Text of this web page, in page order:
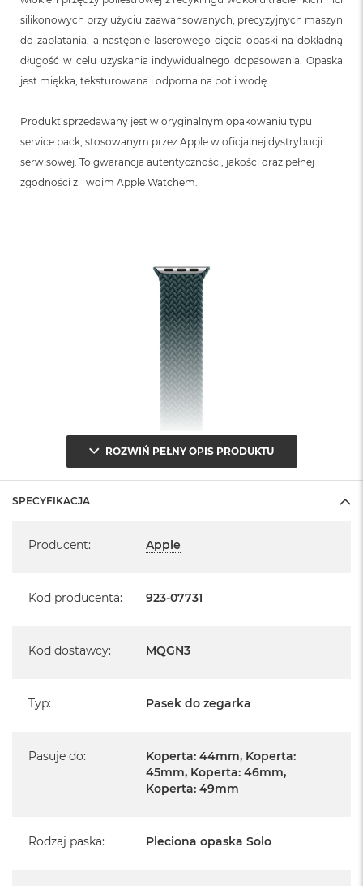
silikonowych przy użyciu zaawansowanych, precyzyjnych maszyn
do zaplatania, a następnie laserowego cięcia opaski na dokładną
długość w celu uzyskania indywidualnego dopasowania. Opaska
jest miękka, teksturowana i odporna na pot i wodę.
Produkt sprzedawany jest w oryginalnym opakowaniu typu
service pack, stosowanym przez Apple w oficjalnej dystrybucji
serwisowej. To gwarancja autentyczności, jakości oraz pełnej
zgodności z Twoim Apple Watchem.
ROZWIŃ PEŁNY OPIS PRODUKTU
SPECYFIKACJA
Producent: Apple
Kod producenta: 923-07731
Kod dostawcy: MQGN3
Typ: Pasek do zegarka
Pasuje do:
Koperta: 44mm, Koperta:
45mm, Koperta: 46mm,
Koperta: 49mm
Rodzaj paska: Pleciona opaska Solo